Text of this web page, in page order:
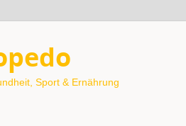
Sport & Ernährung